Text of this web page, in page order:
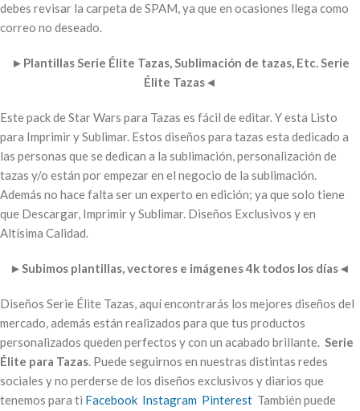
debes revisar la carpeta de SPAM, ya que en ocasiones llega como
correo no deseado.
► Plantillas Serie Élite Tazas, Sublimación de tazas, Etc. Serie
Élite Tazas◄
Este pack de Star Wars para Tazas es fácil de editar. Y esta Listo
para Imprimir y Sublimar. Estos diseños para tazas esta dedicado a
las personas que se dedican a la sublimación, personalización de
tazas y/o están por empezar en el negocio de la sublimación.
Además no hace falta ser un experto en edición; ya que solo tiene
que Descargar, Imprimir y Sublimar. Diseños Exclusivos y en
Altísima Calidad.
►Subimos plantillas, vectores e imágenes 4k todos los días◄
Diseños Serie Élite Tazas, aquí encontrarás los mejores diseños del
mercado, además están realizados para que tus productos
personalizados queden perfectos y con un acabado brillante. Serie
Élite para Tazas. Puede seguirnos en nuestras distintas redes
sociales y no perderse de los diseños exclusivos y diarios que
tenemos para ti Facebook Instagram Pinterest También puede